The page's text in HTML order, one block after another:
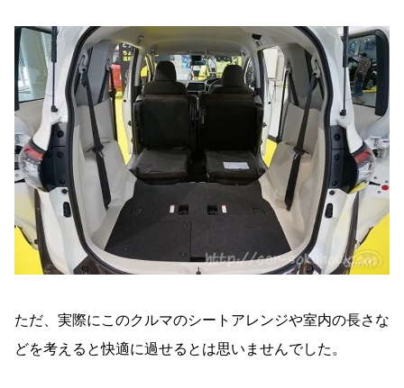
ただ、実際にこのクルマのシートアレンジや室内の長さな
どを考えると快適に過せるとは思いませんでした。